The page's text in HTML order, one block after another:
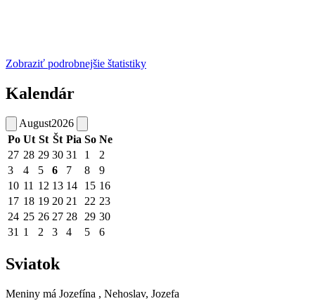
Zobraziť podrobnejšie štatistiky
Kalendár
August2026
Po Ut St Št Pia So Ne
27 28 29 30 31 1
2
3
4 5 6 7 8
9
10 11 12 13 14 15 16
17 18 19 20 21 22 23
24 25 26 27 28 29 30
31 1 2 3 4 5 6
Sviatok
Meniny má Jozefína , Nehoslav, Jozefa